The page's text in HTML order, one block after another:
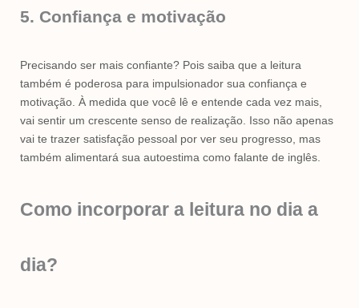
5. Confiança e motivação
Precisando ser mais confiante? Pois saiba que a leitura
também é poderosa para impulsionador sua confiança e
motivação. À medida que você lê e entende cada vez mais,
vai sentir um crescente senso de realização. Isso não apenas
vai te trazer satisfação pessoal por ver seu progresso, mas
também alimentará sua autoestima como falante de inglês.
Como incorporar a leitura no dia a
dia?